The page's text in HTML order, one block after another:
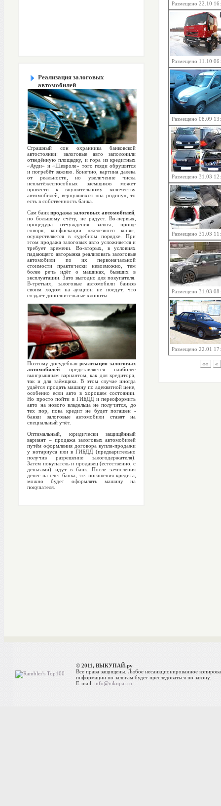
Реализация залоговых
автомобилей
Страшный сон охранника банковской
автостоянки: залоговые авто заполонили
отведённую площадку, и гора из кредитных
«Ауди» и «Шевроле» того гляди обрушится
и погребёт заживо. Конечно, картина далека
от реальности, но увеличение числа
неплатёжеспособных заёмщиков может
привести к внушительному количеству
автомобилей, вернувшихся «на родину», то
есть в собственность банка.
Сам банкпродажа залоговых автомобилей
по большому счёту, не радует. Во-первых,
процедура отчуждения залога, проще
говоря, конфискации «железного коня»,
осуществляется в судебном порядке. При
этом продажа залоговых авто усложняется и
требует времени. Во-вторых, в условиях
падающего авторынка реализовать залоговые
автомобили по их первоначальной
стоимости практически невозможно, тем
более речь идёт о машинах, бывших в
эксплуатации. Зато выгодно для покупателя.
В-третьих, залоговые автомобили банков
своим ходом на аукцион не поедут, что
создаёт дополнительные хлопоты.
Поэтому досудебная реализация залоговых
автомобилей представляется наиболее
выигрышным вариантом, как для кредитора,
так и для заёмщика. В этом случае иногда
удаётся продать машину по адекватной цене,
особенно если авто в хорошем состоянии.
Но просто пойти в ГИБДД и переоформить
авто на нового владельца не получится, до
тех пор, пока кредит не будет погашен -
банки залоговые автомобили ставят на
специальный учёт.
Оптимальный, юридически защищённый
вариант – продажа залоговых автомобилей
путём оформления договора купли-продажи
у нотариуса или в ГИБДД (предварительно
получив разрешение залогодержателя).
Затем покупатель и продавец (естественно, с
деньгами) идут в банк. После зачисления
денег на счёт банка, т.е. погашения кредита,
можно будет оформлять машину на
покупателя.
Размещено 22.10
Размещено 11.10
Размещено 08.09
Размещено 31.03
Размещено 31.03
Размещено 31.03
Размещено 22.01
«« «
© 2011, ВЫКУПАЙ.ру
Все права защищены. Любое несанкционированное
информации по залогам будет преследоваться по закону.
E-mail:info@vikupai.ru